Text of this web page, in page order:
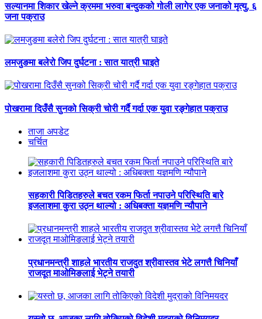
सल्यानमा शिकार खेल्ने क्रममा भरुवा बन्दुकको गोली लागेर एक जनाको मृत्यु, ६
जना पक्राउ
लमजुङमा बलेरो जिप दुर्घटना : सात यात्री घाइते
पोखरामा दिउँसै सुनको सिक्री चोरी गर्दै गर्दा एक युवा रङ्गेहात पक्राउ
ताजा अपडेट
चर्चित
सहकारी पिडितहरुले बचत रकम फिर्ता नपाउने परिस्थिति बारे
इजलाशमा कुरा उठ्न थाल्यो : अधिबक्ता यज्ञमणि न्यौपाने
प्रधानमन्त्री शाहले भारतीय राजदुत श्रीवास्तव भेटे लगत्तै चिनियाँ
राजदूत माओमिङलाई भेट्ने तयारी